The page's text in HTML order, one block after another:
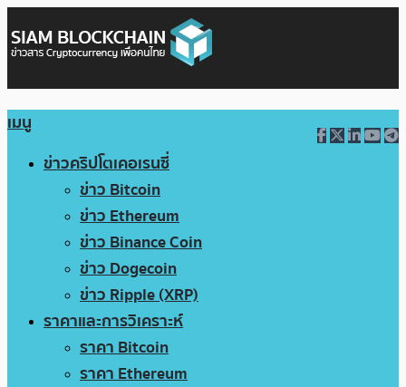
เมนู
ข่าวคริปโตเคอเรนซี่
ข่าว Bitcoin
ข่าว Ethereum
ข่าว Binance Coin
ข่าว Dogecoin
ข่าว Ripple (XRP)
ราคาและการวิเคราะห์
ราคา Bitcoin
ราคา Ethereum